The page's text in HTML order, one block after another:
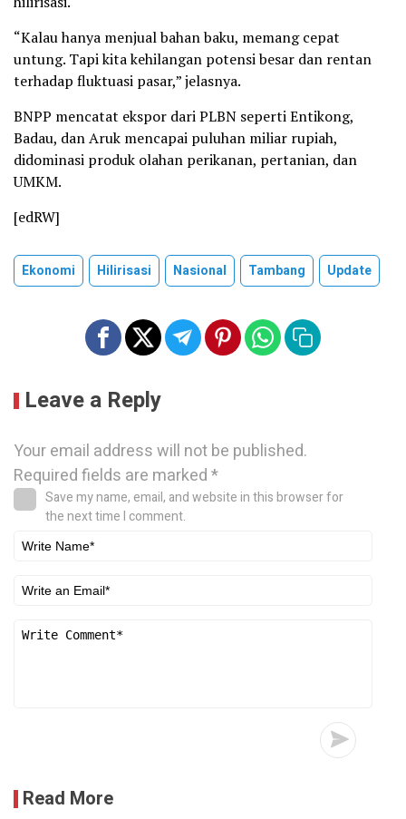
“Kalau hanya menjual bahan baku, memang cepat
untung. Tapi kita kehilangan potensi besar dan rentan
terhadap fluktuasi pasar,” jelasnya.
BNPP mencatat ekspor dari PLBN seperti Entikong,
Badau, dan Aruk mencapai puluhan miliar rupiah,
didominasi produk olahan perikanan, pertanian, dan
UMKM.
[edRW]
Ekonomi Hilirisasi Nasional Tambang Update
Leave a Reply
Your email address will not be published.
Required fields are marked*
Save my name, email, and website in this browser for
the next time I comment.
Read More